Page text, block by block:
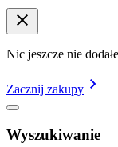
Nic jeszcze nie
Zacznij zakupy
Wyszukiwanie